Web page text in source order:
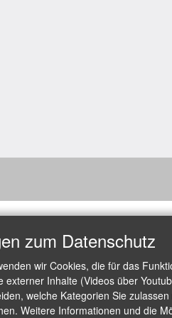
zum Datenschutz
wir Cookies, die für das
Inhalte (Videos über
welche Kategorien Sie
Weitere Informationen und die